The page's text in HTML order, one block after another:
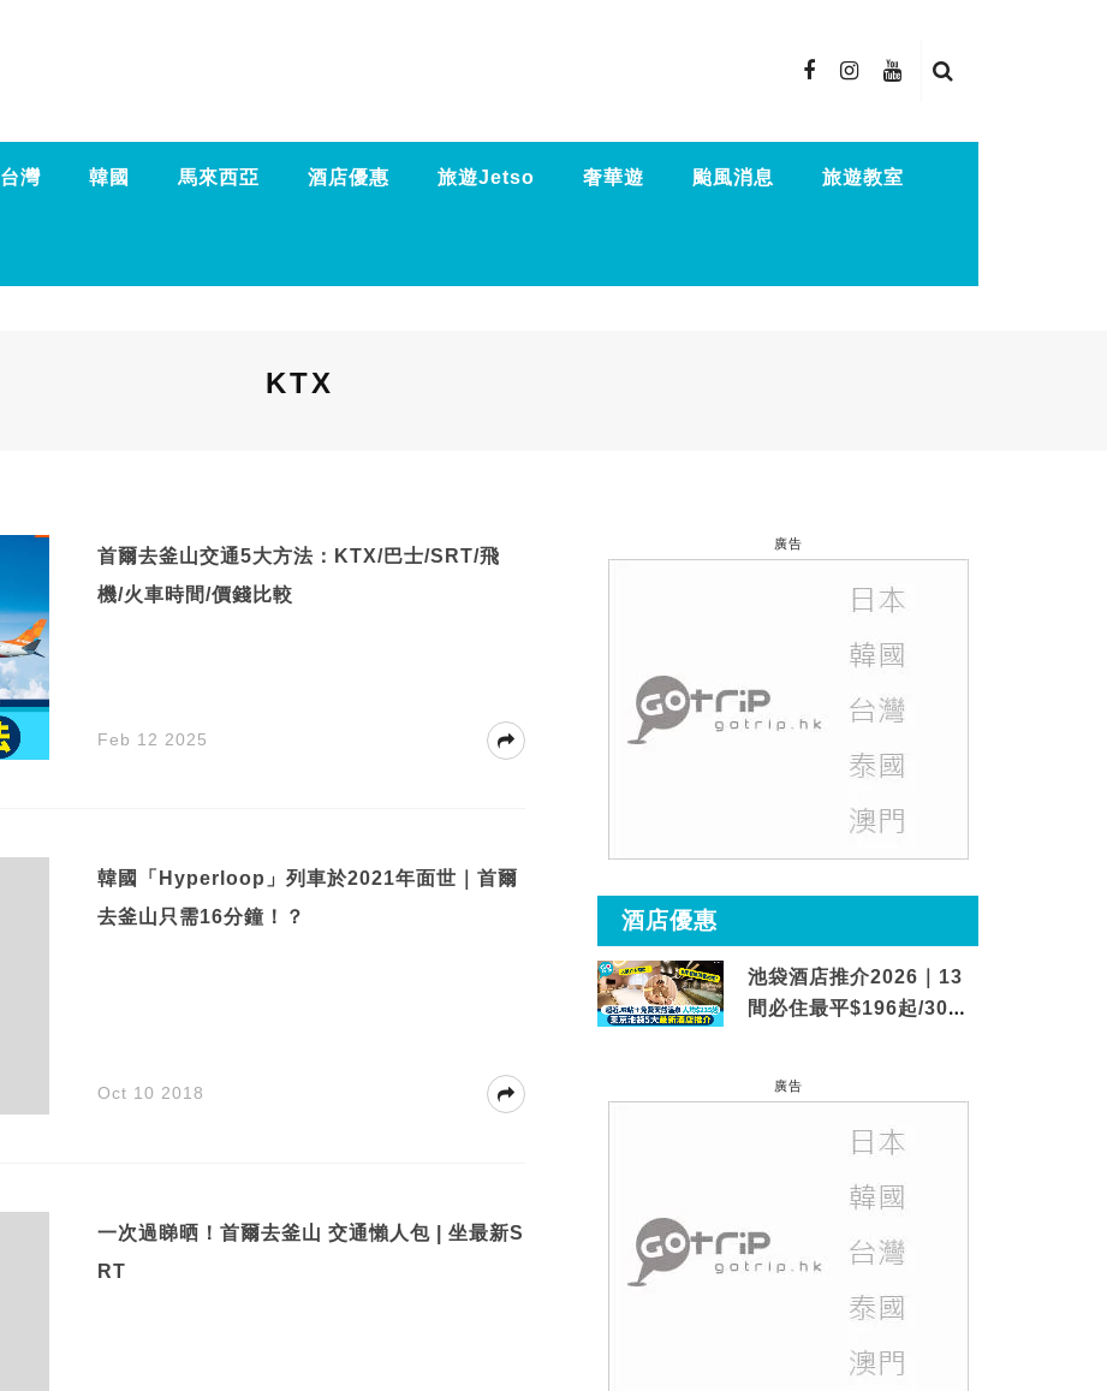
台灣 韓國 馬來西亞 酒店優惠 旅遊Jetso 奢華遊 颱風消息 旅遊教室
KTX
首爾去釜山交通5大方法：KTX/巴士/SRT/飛
機/火車時間/價錢比較
Feb 12 2025
韓國「Hyperloop」列車於2021年面世｜首爾
去釜山只需16分鐘！？
Oct 10 2018
一次過睇晒！首爾去釜山 交通懶人包 | 坐最新S
RT
廣告
酒店優惠
池袋酒店推介2026｜13
間必住最平$196起/30秒
廣告